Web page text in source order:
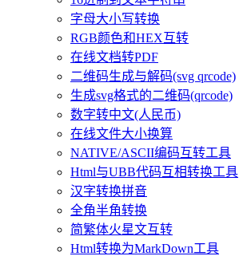
字母大小写转换
RGB颜色和HEX互转
在线文档转PDF
二维码生成与解码(svg qrcode)
生成svg格式的二维码(qrcode)
数字转中文(人民币)
在线文件大小换算
NATIVE/ASCII编码互转工具
Html与UBB代码互相转换工具
汉字转换拼音
全角半角转换
简繁体火星文互转
Html转换为MarkDown工具